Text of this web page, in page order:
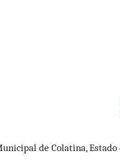
de Colatina,